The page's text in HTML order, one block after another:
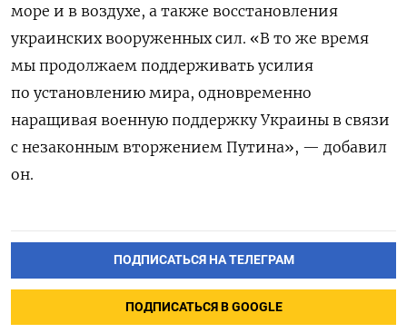
море и в воздухе, а также восстановления
украинских вооруженных сил. «В то же время
мы продолжаем поддерживать усилия
по установлению мира, одновременно
наращивая военную поддержку Украины в связи
с незаконным вторжением Путина», — добавил
он.
ПОДПИСАТЬСЯ НА ТЕЛЕГРАМ
ПОДПИСАТЬСЯ В GOOGLE